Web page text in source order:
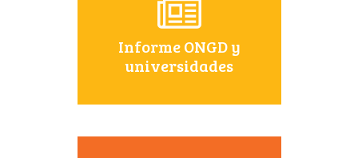
Informe ONGD y
universidades